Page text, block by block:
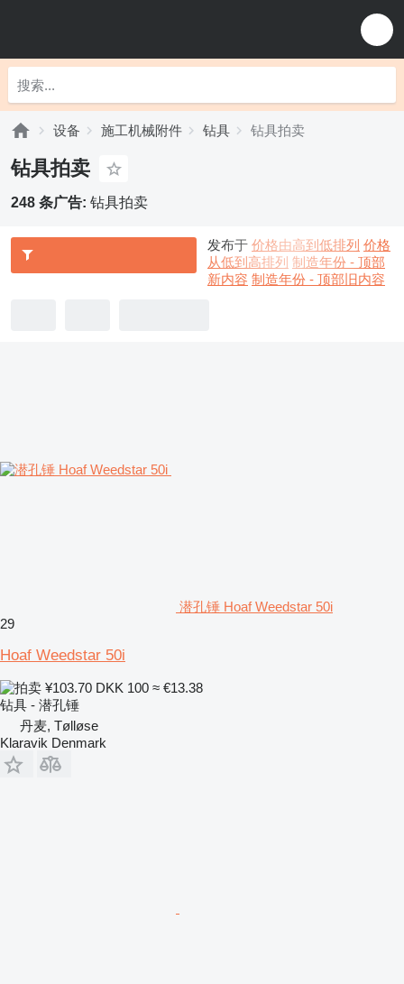
设备 施工机械附件 钻具 钻具拍卖
钻具拍卖
248 条广告: 钻具拍卖
发布于 价格由高到低排列 价格
从低到高排列 制造年份 - 顶部
新内容 制造年份 - 顶部旧内容
潜孔锤 Hoaf Weedstar 50i
29
Hoaf Weedstar 50i
¥103.70 DKK 100 ≈ €13.38
钻具 - 潜孔锤
丹麦, Tølløse
Klaravik Denmark